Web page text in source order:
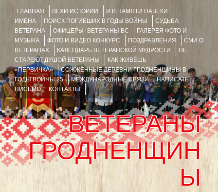
ГЛАВНАЯ ВЕХИ ИСТОРИИ
И В ПАМЯТИ НАВЕКИ
ИМЕНА
ПОИСК ПОГИБШИХ В ГОДЫ ВОЙНЫ
СУДЬБА
ВЕТЕРАНА
ОФИЦЕРЫ- ВЕТЕРАНЫ ВС
ГАЛЕРЕЯ ФОТО И
МУЗЫКА
ФОТО И ВИДЕО КОНКУРС ПОЗДРАВЛЕНИЯ
СМИ О
ВЕТЕРАНАХ
КАЛЕНДАРЬ ВЕТЕРАНСКОЙ МУДРОСТИ
НЕ
СТАРЕЮТ ДУШОЙ ВЕТЕРАНЫ
КАК ЖИВЁШЬ
«ПЕРВИЧКА»
СОЖЖЁННЫЕ ДЕРЕВНИ ГРОДНЕНЩИНЫ В
ГОДЫ ВОЙНЫ 35
МЕЖДУНАРОДНЫЕ СВЯЗИ
НАПИСАТЬ
ПИСЬМО
КОНТАКТЫ
ВЕТЕРАНЫ
ГРОДНЕНЩИН
Ы